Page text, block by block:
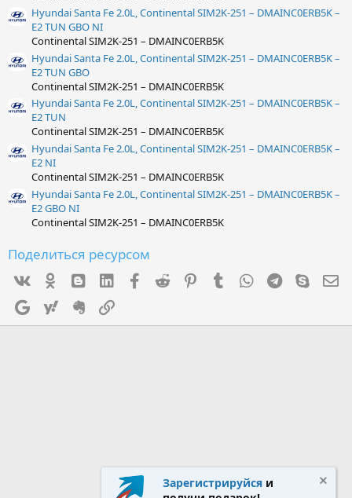
Hyundai Santa Fe 2.0L, Continental SIM2K-251 – DMAINC0ERB5K –
E2 TUN GBO NI
Continental SIM2K-251 – DMAINC0ERB5K
Hyundai Santa Fe 2.0L, Continental SIM2K-251 – DMAINC0ERB5K –
E2 TUN GBO
Continental SIM2K-251 – DMAINC0ERB5K
Hyundai Santa Fe 2.0L, Continental SIM2K-251 – DMAINC0ERB5K –
E2 TUN
Continental SIM2K-251 – DMAINC0ERB5K
Hyundai Santa Fe 2.0L, Continental SIM2K-251 – DMAINC0ERB5K –
E2 NI
Continental SIM2K-251 – DMAINC0ERB5K
Hyundai Santa Fe 2.0L, Continental SIM2K-251 – DMAINC0ERB5K –
E2 GBO NI
Continental SIM2K-251 – DMAINC0ERB5K
Поделиться ресурсом
Ok mes_blogger
Linked InFacebook
Reddit PinterestTumblr WhatsAppTelegram
Skype
Google Yahoo Evernote
Зарегистрируйся и